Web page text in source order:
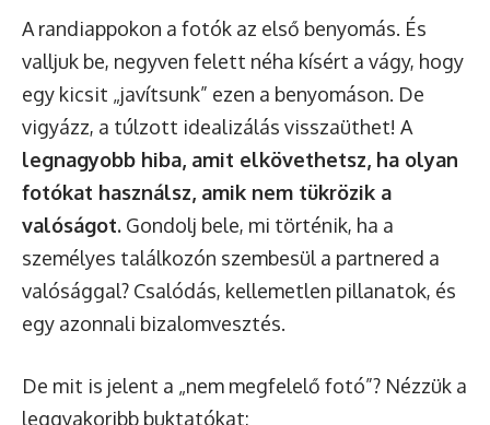
A randiappokon a fotók az első benyomás. És
valljuk be, negyven felett néha kísért a vágy, hogy
egy kicsit „javítsunk” ezen a benyomáson. De
vigyázz, a túlzott idealizálás visszaüthet! A
legnagyobb hiba, amit elkövethetsz, ha olyan
fotókat használsz, amik nem tükrözik a
valóságot. Gondolj bele, mi történik, ha a
személyes találkozón szembesül a partnered a
valósággal? Csalódás, kellemetlen pillanatok, és
egy azonnali bizalomvesztés.
De mit is jelent a „nem megfelelő fotó”? Nézzük a
leggyakoribb buktatókat: